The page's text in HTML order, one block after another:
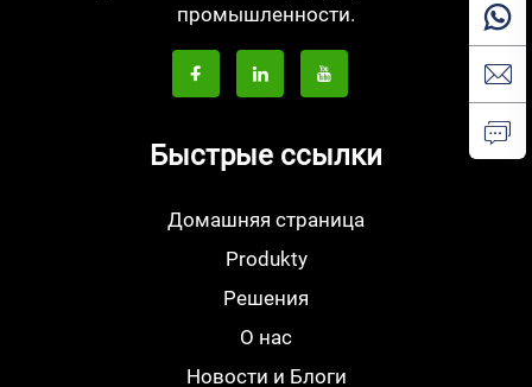
промышленности.
Быстрые ссылки
Домашняя страница
Produkty
Решения
О нас
Новости и Блоги